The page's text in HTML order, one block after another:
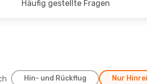
Häufig gestellte Fragen
Hin- und Rückflug Nur